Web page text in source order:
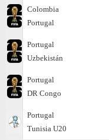
Colombia
Portugal
Portugal
Uzbekistán
Portugal
DR Congo
Portugal
Tunisia U20